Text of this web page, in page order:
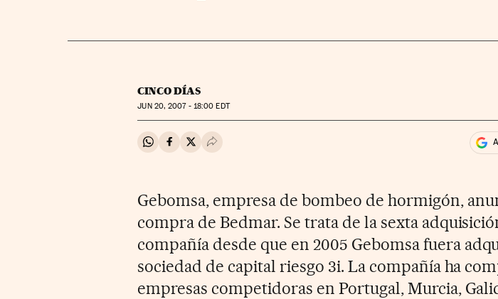
CINCO DÍAS
JUN20, 2007 - 18:00 EDT
Compartir en Whatsapp
Compartir en Facebook
Compartir en Twitter
Desplegar Redes Sociales
Gebomsa, empresa de bombeo de hormigón,
compra de Bedmar. Se trata de la sexta
compañía desde que en 2005 Gebomsa fuera
sociedad de capital riesgo 3i. La compañía ha
empresas competidoras en Portugal, Murcia,